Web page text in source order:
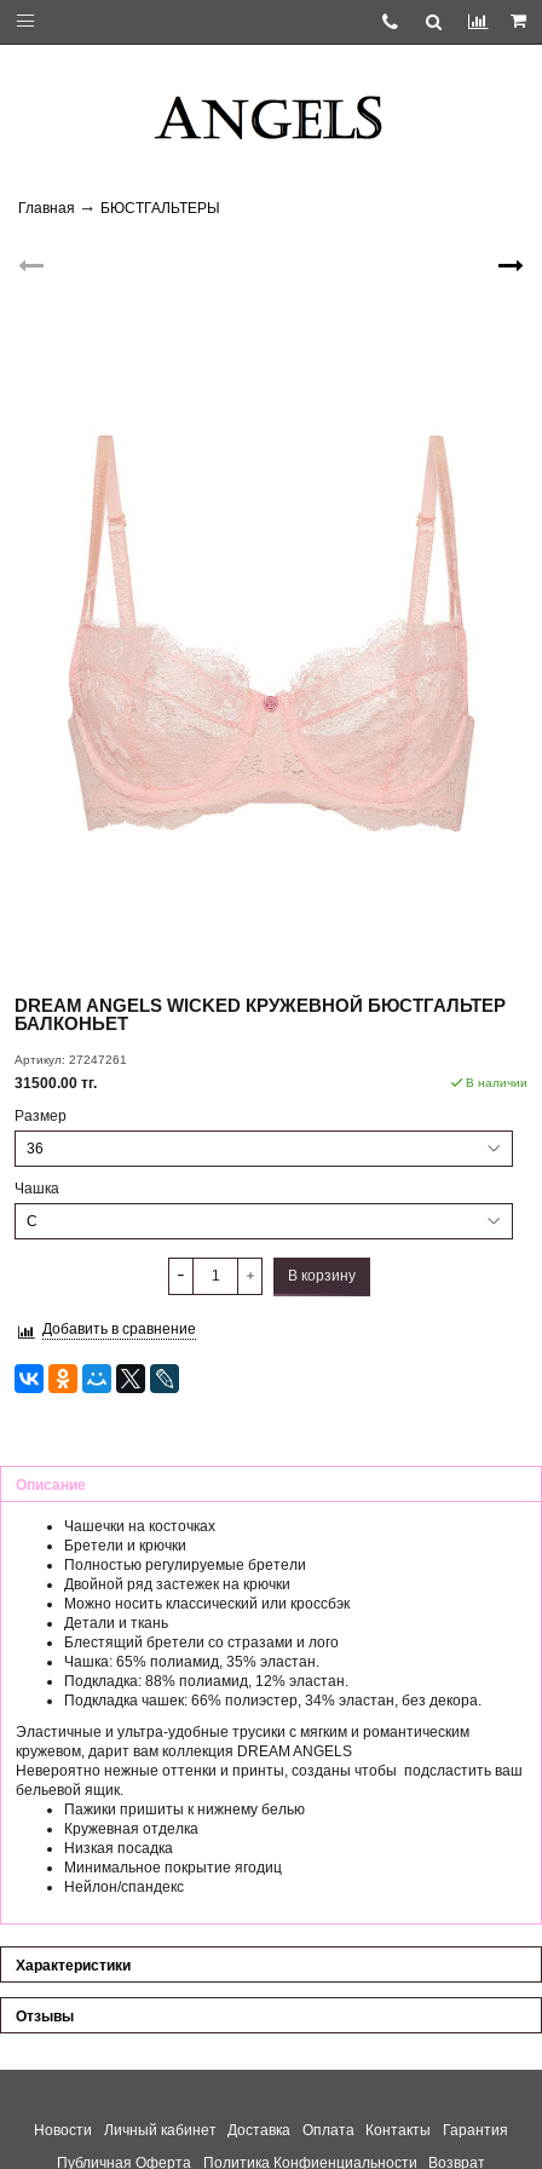
Главная БЮСТГАЛЬТЕРЫ
DREAM ANGELS WICKED КРУЖЕВНОЙ БЮСТГАЛЬТЕР
БАЛКОНЬЕТ
Артикул: 27247261
31500.00 тг. В наличии
Размер
Чашка
В корзину
Добавить в сравнение
Описание
Чашечки на косточках
Бретели и крючки
Полностью регулируемые бретели
Двойной ряд застежек на крючки
Можно носить классический или кроссбэк
Детали и ткань
Блестящий бретели со стразами и лого
Чашка: 65% полиамид, 35% эластан.
Подкладка: 88% полиамид, 12% эластан.
Подкладка чашек: 66% полиэстер, 34% эластан, без декора.
Эластичные и ультра-удобные трусики с мягким и романтическим
кружевом, дарит вам коллекция DREAM ANGELS
Невероятно нежные оттенки и принты, созданы чтобы подсластить ваш
бельевой ящик.
Пажики пришиты к нижнему белью
Кружевная отделка
Низкая посадка
Минимальное покрытие ягодиц
Нейлон/спандекс
Характеристики
Отзывы
Новости Личный кабинет Доставка Оплата Контакты
Гарантия
Публичная Оферта
Политика Конфиенциальности Возврат